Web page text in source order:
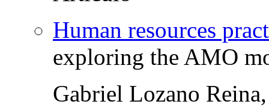
Human resources
exploring the AMO
Gabriel Lozano